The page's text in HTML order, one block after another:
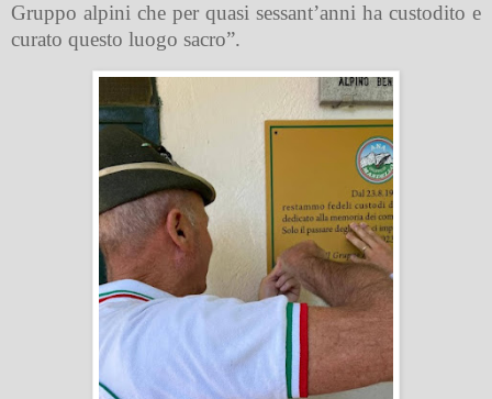
Gruppo alpini che per quasi sessant’anni ha custodito e
curato questo luogo sacro”.